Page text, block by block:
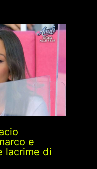
e
lacrime di